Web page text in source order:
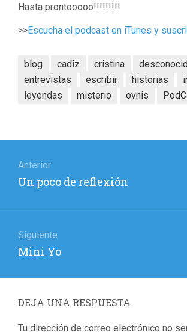
Hasta prontooooo!!!!!!!!!
>>Escucha el podcast en iTunes y
blog cadiz cristina
entrevistas
escribir historias
leyendas
misterio ovnis
de
entradas
Anterior
Entrada
Un poco de reflexión
Siguiente
Entrada
Mini Yo
DEJA UNA RESPUESTA
Tu dirección de correo electrónico no